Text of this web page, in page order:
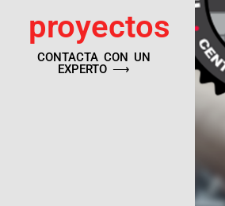
proyectos
CONTACTA CON UN
EXPERTO ⟶